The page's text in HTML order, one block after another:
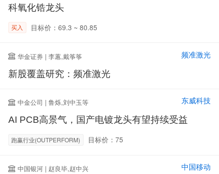
科氧化锆龙头
买入 目标价：69.3 ~ 80.85
华金证券 | 李蕙,戴筝筝 频准激光
新股覆盖研究：频准激光
中金公司 | 鲁烁,刘中玉等 东威科技
AI PCB高景气，国产电镀龙头有望持续受益
跑赢行业(OUTPERFORM) 目标价：75
中国银河 | 赵良毕,赵中兴 中国移动